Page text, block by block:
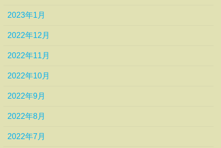
2023年1月
2022年12月
2022年11月
2022年10月
2022年9月
2022年8月
2022年7月